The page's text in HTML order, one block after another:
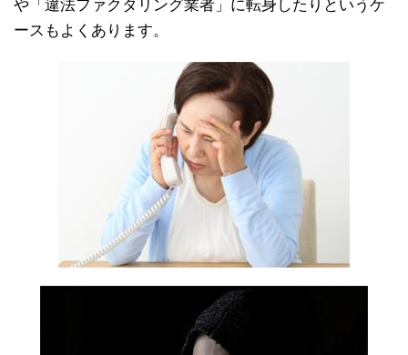
や「違法ファクタリング業者」に転身したりというケ
ースもよくあります。